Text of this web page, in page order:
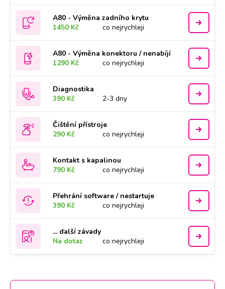
A80 - Výměna zadního krytu
1450 Kč
co nejrychleji
A80 - Výměna konektoru / nenabíjí
1290 Kč
co nejrychleji
Diagnostika
390 Kč
2-3 dny
Čištění přístroje
290 Kč
co nejrychleji
Kontakt s kapalinou
790 Kč
co nejrychleji
Přehrání software / nestartuje
390 Kč
co nejrychleji
... další závady
Na dotaz
co nejrychleji